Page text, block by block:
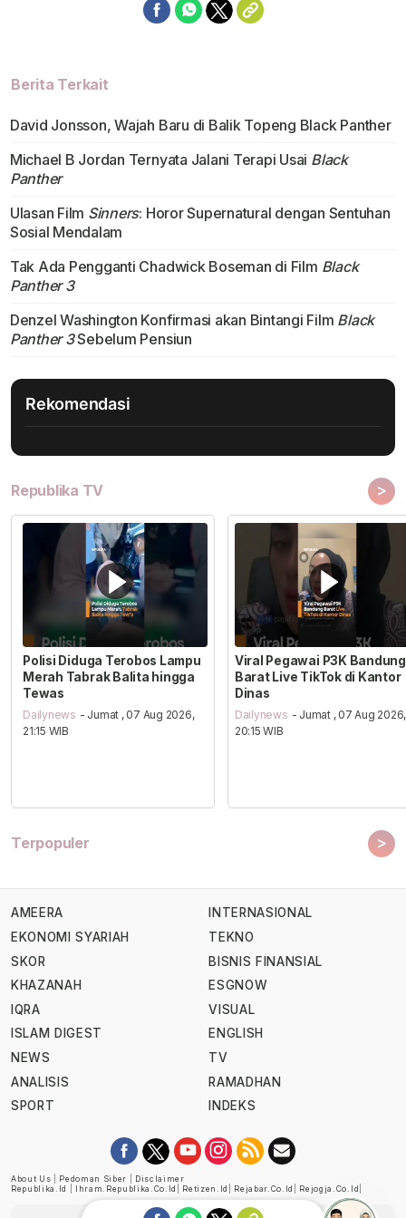
Berita Terkait
David Jonsson, Wajah Baru di Balik Topeng Black Panther
Michael B Jordan Ternyata Jalani Terapi Usai Black
Panther
Ulasan Film Sinners: Horor Supernatural dengan Sentuhan
Sosial Mendalam
Tak Ada Pengganti Chadwick Boseman di Film Black
Panther 3
Denzel Washington Konfirmasi akan Bintangi Film Black
Panther 3Sebelum Pensiun
Rekomendasi
Republika TV >
Polisi Diduga Terobos Lampu
Merah Tabrak Balita hingga
Tewas
Dailynews - Jumat , 07 Aug 2026,
21:15 WIB
Viral Pegawai P3K Bandung
Barat Live TikTok di Kantor
Dinas
Dailynews - Jumat , 07 Aug 2026,
20:15 WIB
Terpopuler >
AMEERA
EKONOMI SYARIAH
SKOR
KHAZANAH
IQRA
ISLAM DIGEST
NEWS
ANALISIS
SPORT
INTERNASIONAL
TEKNO
BISNIS FINANSIAL
ESGNOW
VISUAL
ENGLISH
TV
RAMADHAN
INDEKS
About Us Pedoman Siber
Disclaimer
Republika.id
Ihram.republika.co.id Retizen.id Rejabar.co.id Rejogja.co.id